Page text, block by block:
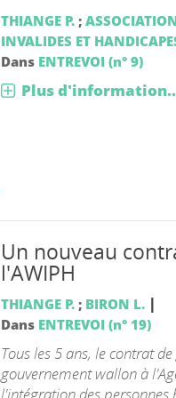
THIANGE P.;
INVALIDES ET
Dans ENTREVOI (n° 9)
Plus
Un nouveau
l'AWIPH
THIANGE P.; BIRON L. |
Dans ENTREVOI (n° 19)
Tous les 5 ans, le contrat
gouvernement wallon à
l'intégration des personnes